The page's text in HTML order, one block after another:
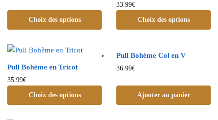
Choix des options
33.99€
Choix des options
Pull Bohème en Tricot
35.99€
Choix des options
Pull Bohème Col en V
36.99€
Ajouter au panier